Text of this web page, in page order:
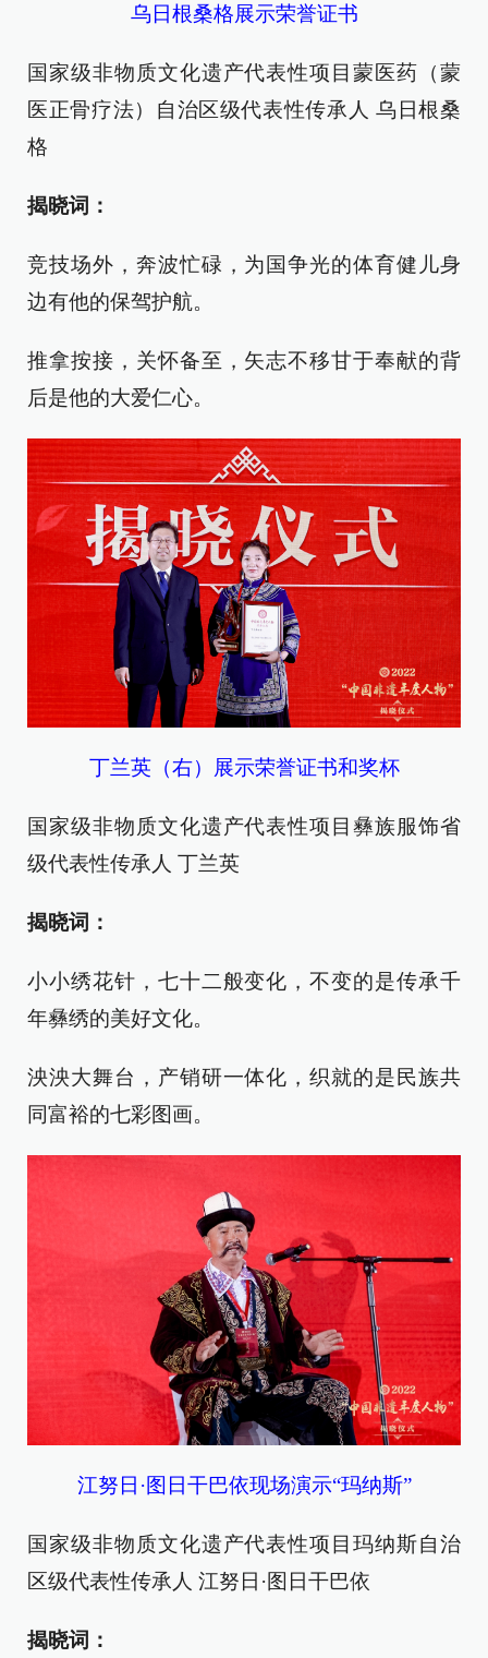
乌日根桑格展示荣誉证书
国家级非物质文化遗产代表性项目蒙医药（蒙
医正骨疗法）自治区级代表性传承人 乌日根桑
格
揭晓词：
竞技场外，奔波忙碌，为国争光的体育健儿身
边有他的保驾护航。
推拿按接，关怀备至，矢志不移甘于奉献的背
后是他的大爱仁心。
丁兰英（右）展示荣誉证书和奖杯
国家级非物质文化遗产代表性项目彝族服饰省
级代表性传承人 丁兰英
揭晓词：
小小绣花针，七十二般变化，不变的是传承千
年彝绣的美好文化。
泱泱大舞台，产销研一体化，织就的是民族共
同富裕的七彩图画。
江努日·图日干巴依现场演示“玛纳斯”
国家级非物质文化遗产代表性项目玛纳斯自治
区级代表性传承人 江努日·图日干巴依
揭晓词：